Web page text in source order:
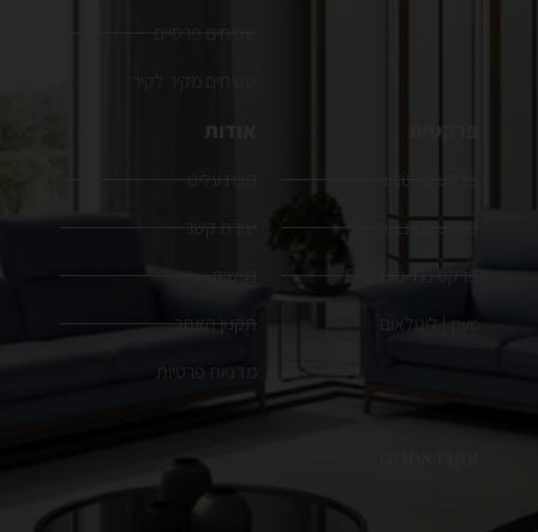
שטיחים פרסיים
שטיחים מקיר לקיר
פרקטים
פרקט עץ טבעי
פרקט למינציה
פרקט נגד מים SPC
pvc | לינולאום
אודות
קצת עלינו
יצירת קשר
נגישות
תקנון האתר
מדניות פרטיות